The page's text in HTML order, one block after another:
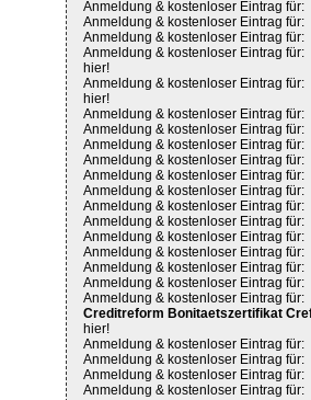
Anmeldung & kostenloser Eintrag für:
Anmeldung & kostenloser Eintrag für:
Anmeldung & kostenloser Eintrag für:
Anmeldung & kostenloser Eintrag für:
hier!
Anmeldung & kostenloser Eintrag für:
hier!
Anmeldung & kostenloser Eintrag für:
Anmeldung & kostenloser Eintrag für:
Anmeldung & kostenloser Eintrag für:
Anmeldung & kostenloser Eintrag für:
Anmeldung & kostenloser Eintrag für:
Anmeldung & kostenloser Eintrag für:
Anmeldung & kostenloser Eintrag für:
Anmeldung & kostenloser Eintrag für:
Anmeldung & kostenloser Eintrag für:
Anmeldung & kostenloser Eintrag für:
Anmeldung & kostenloser Eintrag für:
Anmeldung & kostenloser Eintrag für:
Anmeldung & kostenloser Eintrag für:
Creditreform Bonitaetszertifikat
hier!
Anmeldung & kostenloser Eintrag für:
Anmeldung & kostenloser Eintrag für:
Anmeldung & kostenloser Eintrag für:
Anmeldung & kostenloser Eintrag für: